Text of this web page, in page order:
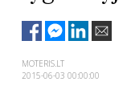
MADA
MOTERIS.LT
2015-06-03 00:00:00